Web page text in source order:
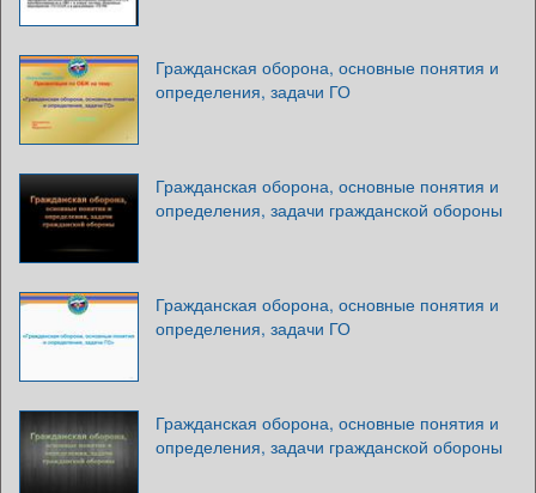
Гражданская оборона, основные понятия и
определения, задачи ГО
Гражданская оборона, основные понятия и
определения, задачи гражданской обороны
Гражданская оборона, основные понятия и
определения, задачи ГО
Гражданская оборона, основные понятия и
определения, задачи гражданской обороны